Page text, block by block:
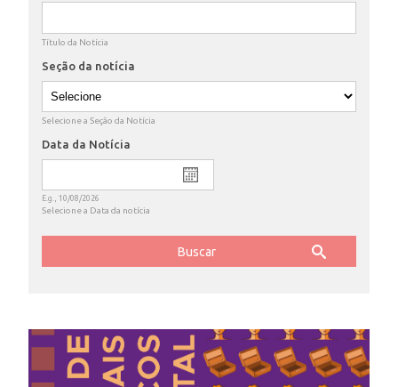
ENSINO
CURSOS
DOCUMENTOS
DOCENTES
Título da Notícia
Seção da notícia
Selecione a Seção da Notícia
Data da Notícia
E.g., 10/08/2026
Selecione a Data da notícia